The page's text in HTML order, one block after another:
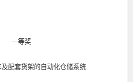
一等奖
配套货架的自动化仓储系统